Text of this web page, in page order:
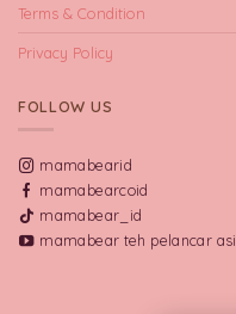
Terms & Condition
Privacy Policy
FOLLOW US
mamabearid
mamabearcoid
mamabear_id
mamabear teh pelancar asi